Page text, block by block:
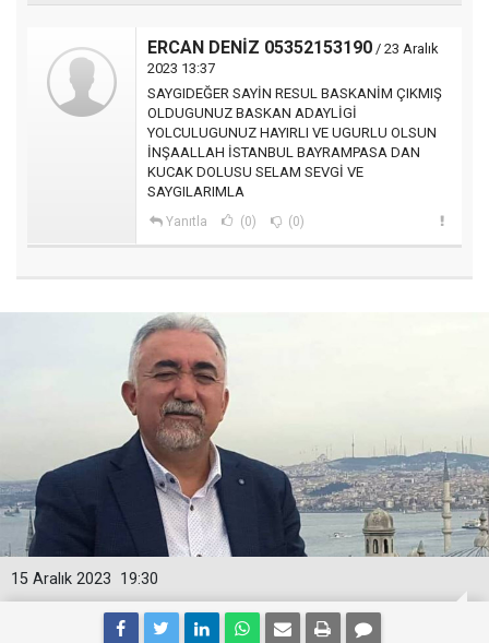
ERCAN DENİZ 05352153190 / 23 Aralık
2023 13:37
SAYGIDEĞER SAYİN RESUL BASKANİM ÇIKMIŞ
OLDUGUNUZ BASKAN ADAYLİGİ
YOLCULUGUNUZ HAYIRLI VE UGURLU OLSUN
İNŞAALLAH İSTANBUL BAYRAMPASA DAN
KUCAK DOLUSU SELAM SEVGİ VE
SAYGILARIMLA
Yanıtla (0) (0)
19:30
15 Aralık 2023